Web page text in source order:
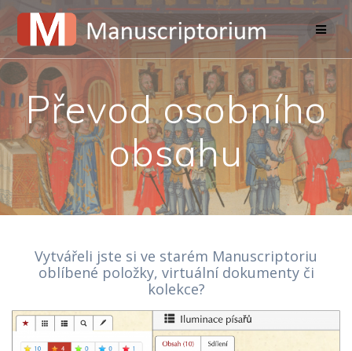
Skip
to
content
Převod osobního
obsahu
Vytvářeli jste si ve starém Manuscriptoriu
oblíbené položky, virtuální dokumenty či
kolekce?